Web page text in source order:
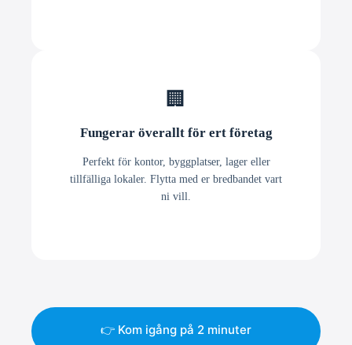
🏢
Fungerar överallt för ert företag
Perfekt för kontor, byggplatser, lager eller
tillfälliga lokaler. Flytta med er bredbandet vart
ni vill.
👉 Kom igång på 2 minuter